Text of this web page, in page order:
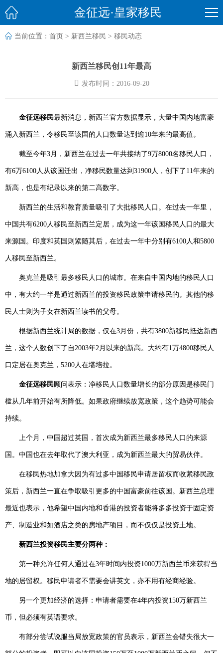
 金征远·皇家移民
 当前位置： 首页 > 新西兰移民 > 移民动态
新西兰移民创11年最高
 发布时间：2016-09-20
金征远移民最新消息，新西兰官方数据显示，大量中国内地富豪
涌入新西兰，令移民至该国的人口数量达到逾10年来的最高值。
截至今年3月，新西兰在过去一年共接纳了9万8000名移民人口，
有6万6100人从该国迁出，净移民数量达到31900人，创下了11年来的
新高，也是有纪录以来的第二高数字。
新西兰的生活和教育质量吸引了大批移民人口。在过去一年里，
中国共有6200人移民至新西兰定居，成为这一年该国移民人口的最大
来源国。印度和英国则紧随其后，在过去一年中分别有6100人和5800
人移民至新西兰。
奥克兰是吸引最多移民人口的城市。在来自中国内地的移民人口
中，有大约一半是通过新西兰的投资移民政策申请移民的。其他的移
民人士则为子女在新西兰读书的父母。
根据新西兰统计局的数据，仅在3月份，共有3800新移民抵达新西
兰，这个人数创下了自2003年2月以来的新高。大约有1万4800移民人
口定居在奥克兰，5200人在堪培拉。
金征远移民顾问表示：净移民人口数量增长的部分原因是移民门
槛从几年前开始有所降低。如果政府继续放宽政策，这个趋势可能会
持续。
上个月，中国超过英国，首次成为新西兰最多移民人口的来源
国。中国也在去年取代了澳大利亚，成为新西兰最大的贸易伙伴。
在移民热地加拿大因为有过多中国移民申请居留权而收紧移民政
策后，新西兰一直在争取吸引更多的中国富豪前往该国。新西兰总理
最近也表示，他希望中国内地和香港的投资者能将多多投资于固定资
产、制造业和如酒店之类的房地产项目，而不仅仅是投资土地。
新西兰投资移民主要分两种：
第一种允许任何人通过在3年时间内投资1000万新西兰币来获得当
地的居留权。移民申请者不需要会讲英文，亦不用有经商经验。
另一个更加经济的选择：申请者需要在4年内投资150万新西兰
币，但必须有英语要求。
有部分尝试说服当局放宽政策的官员表示，新西兰会错失很大一